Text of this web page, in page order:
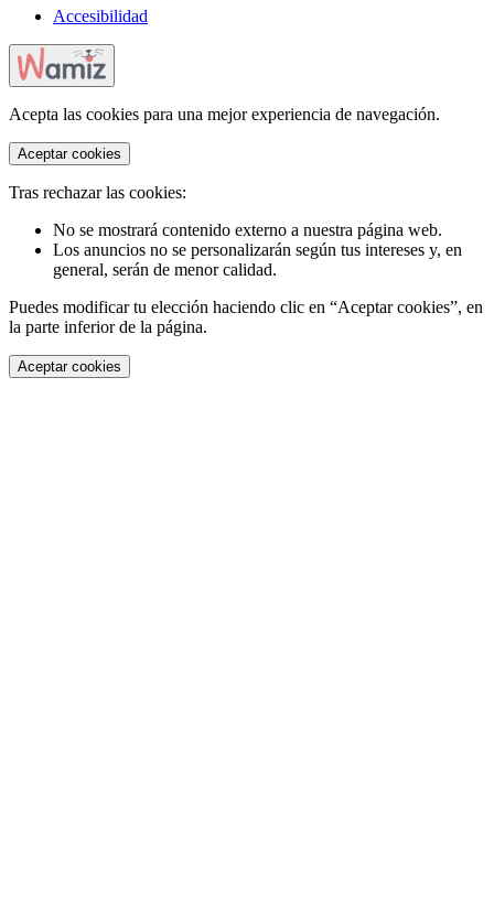
Accesibilidad
Acepta las cookies para una mejor experiencia de navegación.
Aceptar cookies
Tras rechazar las cookies:
No se mostrará contenido externo a nuestra página web.
Los anuncios no se personalizarán según tus intereses y, en
general, serán de menor calidad.
Puedes modificar tu elección haciendo clic en “Aceptar cookies”, en
la parte inferior de la página.
Aceptar cookies